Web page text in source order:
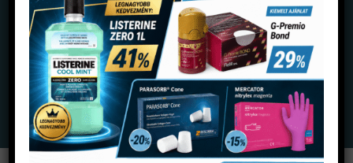
Home Termékek
Prevenció
Fogfehérítés rendelői
Opalescence fecskendő